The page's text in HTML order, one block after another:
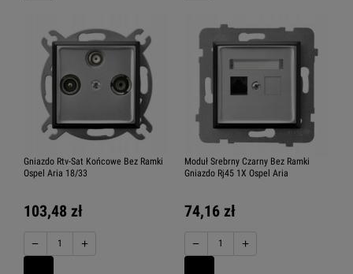
Gniazdo Rtv-Sat Końcowe Bez Ramki
Ospel Aria 18/33
103,48 zł
− +
Moduł Srebrny Czarny Bez Ramki
Gniazdo Rj45 1X Ospel Aria
74,16 zł
− +